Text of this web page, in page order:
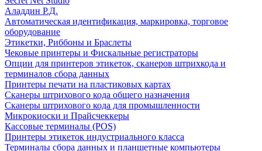
Аладдин Р.Д.
Автоматическая идентификация, маркировка, торговое
оборудование
Этикетки, Риббоны и Браслеты
Чековые принтеры и Фискальные регистраторы
Опции для принтеров этикеток, сканеров штрихкода и
терминалов сбора данных
Принтеры печати на пластиковых картах
Сканеры штрихового кода общего назначения
Сканеры штрихового кода для промышленности
Микрокиоски и Прайсчеккеры
Кассовые терминалы (POS)
Принтеры этикеток индустриального класса
Терминалы сбора данных и планшетные компьютеры